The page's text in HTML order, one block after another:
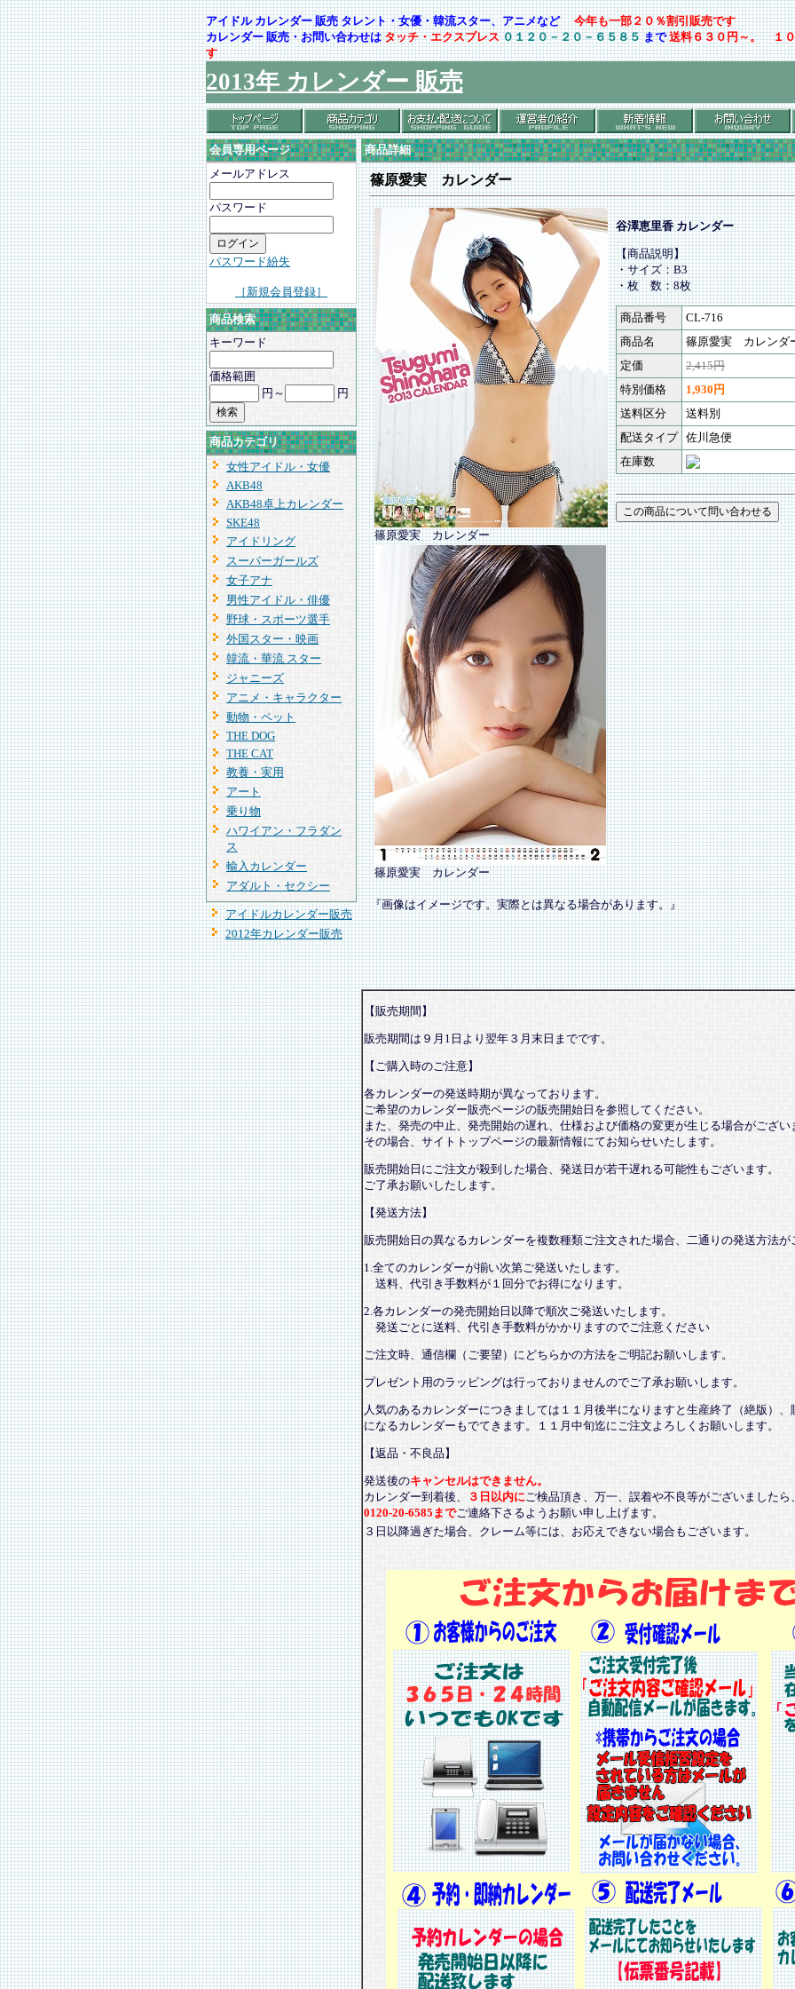
アイドル カレンダー 販売 タレント・女優・韓流スター、アニメなど今年も一部２０％割引販売です
カレンダー 販売・お問い合わせはタッチ・エクスプレス ０１２０－２０－６５８５ まで送料６３０円～。 １
す
2013年 カレンダー 販売
会員専用ページ
メールアドレス
パスワード
パスワード紛失
［新規会員登録］
商品検索
キーワード
価格範囲
円～
円
商品カテゴリ
女性アイドル・女優
AKB48
AKB48卓上カレンダー
SKE48
アイドリング
スーパーガールズ
女子アナ
男性アイドル・俳優
野球・スポーツ選手
外国スター・映画
韓流・華流 スター
ジャニーズ
アニメ・キャラクター
動物・ペット
THE DOG
THE CAT
教養・実用
アート
乗り物
ハワイアン・フラダン
ス
輸入カレンダー
アダルト・セクシー
アイドルカレンダー販売
2012年カレンダー販売
商品詳細
篠原愛実 カレンダー
篠原愛実 カレンダー
篠原愛実 カレンダー
谷澤恵里香 カレンダー
【商品説明】
・サイズ：B3
・枚 数：8枚
商品番号
CL-716
商品名
篠原愛実 カレンダ
定価
2,415円
特別価格
1,930円
送料区分
送料別
配送タイプ 佐川急便
在庫数
『画像はイメージです。実際とは異なる場合があります。』
【販売期間】
販売期間は９月1日より翌年３月末日までです。
【ご購入時のご注意】
各カレンダーの発送時期が異なっております。
ご希望のカレンダー販売ページの販売開始日を参照してください。
また、発売の中止、発売開始の遅れ、仕様および価格の変更が生じる場合がござい
その場合、サイトトップページの最新情報にてお知らせいたします。
販売開始日にご注文が殺到した場合、発送日が若干遅れる可能性もございます。
ご了承お願いしたします。
【発送方法】
販売開始日の異なるカレンダーを複数種類ご注文された場合、二通りの発送方法が
1.全てのカレンダーが揃い次第ご発送いたします。
送料、代引き手数料が１回分でお得になります。
2.各カレンダーの発売開始日以降で順次ご発送いたします。
発送ごとに送料、代引き手数料がかかりますのでご注意ください
ご注文時、通信欄（ご要望）にどちらかの方法をご明記お願いします。
プレゼント用のラッピングは行っておりませんのでご了承お願いします。
人気のあるカレンダーにつきましては１１月後半になりますと生産終了（絶版）、
になるカレンダーもでてきます。１１月中旬迄にご注文よろしくお願いします。
【返品・不良品】
発送後のキャンセルはできません。
カレンダー到着後、
３日以内に ご検品頂き、万一、誤着や不良等がございましたら
0120-20-6585までご連絡下さるようお願い申し上げます。
３日以降過ぎた場合、クレーム等には、お応えできない場合もございます。